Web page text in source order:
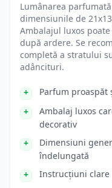
Lumânarea
dimensiunile de
Ambalajul luxos
după ardere. Se
completă a stratului
adâncituri.
Parfum proaspăt
Ambalaj luxos
decorativ
Dimensiuni
îndelungată
Instrucțiuni